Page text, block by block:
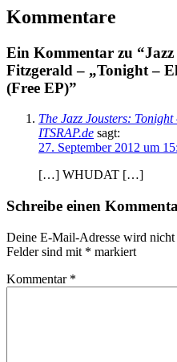
Kommentare
Ein Kommentar zu “Jazz
Fitzgerald – „Tonight –
(Free EP)”
The Jazz Jousters:
ITSRAP.de sagt:
27. September 2012 um
[…] WHUDAT […]
Schreibe einen
Deine E-Mail-Adresse wird
Felder sind mit * markiert
Kommentar *